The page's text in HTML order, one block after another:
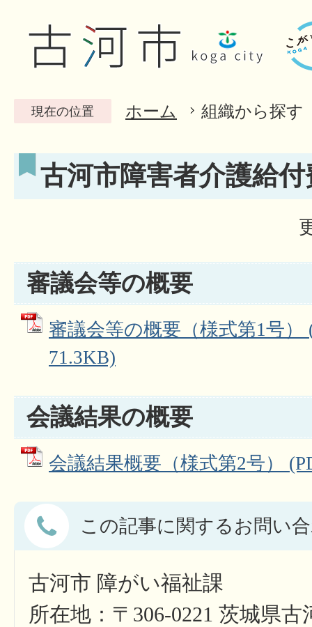
現在の位置 ホーム 組織から探す
古河市障害者介護給
審議会等の概要
審議会等の概要（様式第1号）
71.3KB)
会議結果の概要
会議結果概要（様式第2号）
この記事に関するお問い
古河市 障がい福祉課
所在地：〒306-0221 茨城県